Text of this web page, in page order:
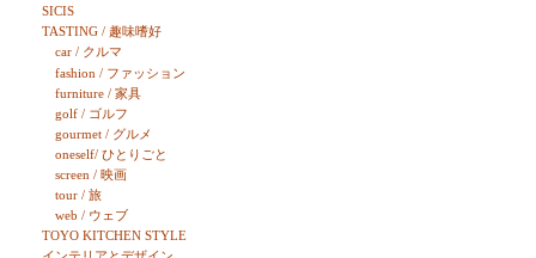
SICIS
TASTING / 趣味嗜好
car / クルマ
fashion / ファッション
furniture / 家具
golf / ゴルフ
gourmet / グルメ
oneself/ ひとりごと
screen / 映画
tour / 旅
web / ウェブ
TOYO KITCHEN STYLE